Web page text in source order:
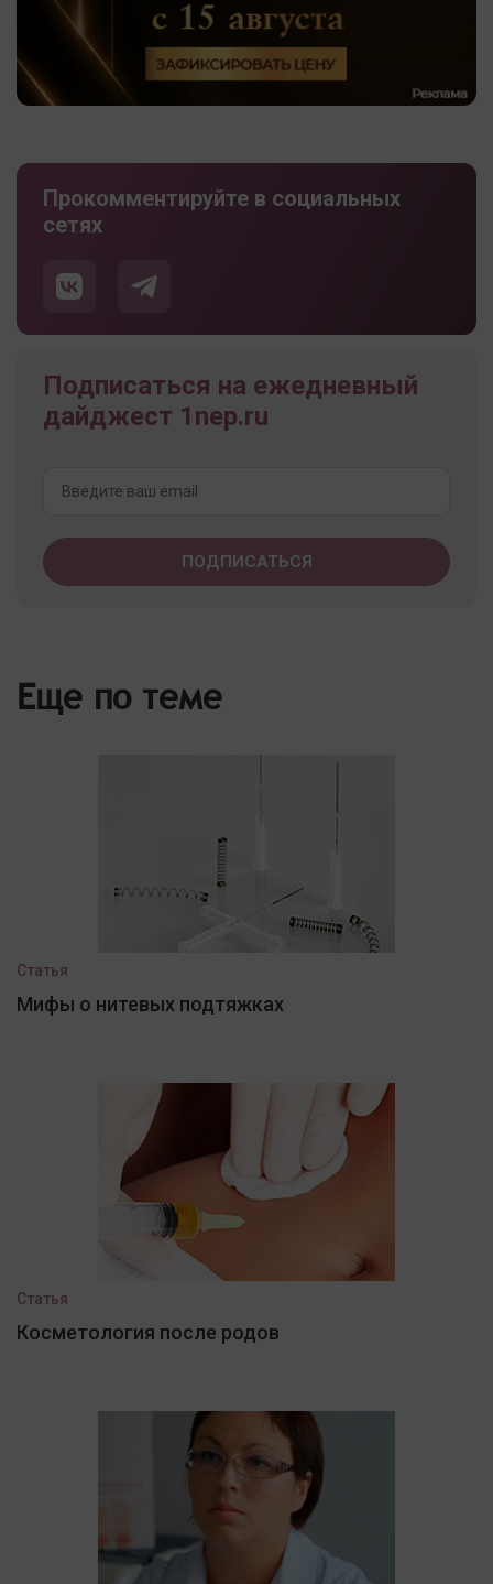
Прокомментируйте в социальных
сетях
Подписаться на ежедневный
дайджест 1nep.ru
Еще по теме
Статья
Мифы о нитевых подтяжках
Статья
Косметология после родов